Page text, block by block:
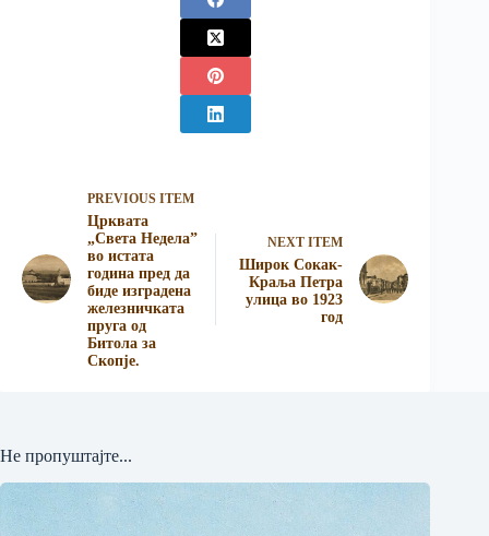
PREVIOUS ITEM
Црквата
„Света Недела”
во истата
година пред да
биде изградена
железничката
пруга од
Битола за
Скопје.
NEXT ITEM
Широк Сокак-
Краља Петра
улица во 1923
год
Не пропуштајте...